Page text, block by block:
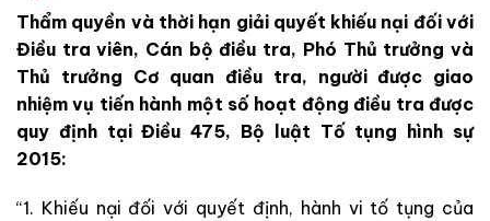
Thẩm quyền và thời hạn giải quyết khiếu nại đối với
Điều tra viên, Cán bộ điều tra, Phó Thủ trưởng và
Thủ trưởng Cơ quan điều tra, người được giao
nhiệm vụ tiến hành một số hoạt động điều tra được
quy định tại Điều 475, Bộ luật Tố tụng hình sự
2015:
“1. Khiếu nại đối với quyết định, hành vi tố tụng của